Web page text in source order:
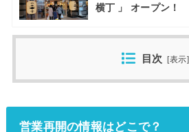
横丁 」 オープン！
目次 [表示]
営業再開の情報はどこで？